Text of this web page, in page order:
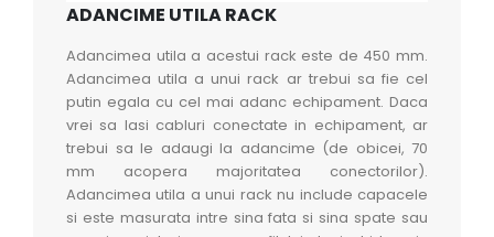
ADANCIME UTILA RACK
Adancimea utila a acestui rack este de 450 mm.
Adancimea utila a unui rack ar trebui sa fie cel
putin egala cu cel mai adanc echipament. Daca
vrei sa lasi cabluri conectate in echipament, ar
trebui sa le adaugi la adancime (de obicei, 70
mm acopera majoritatea conectorilor).
Adancimea utila a unui rack nu include capacele
si este masurata intre sina fata si sina spate sau